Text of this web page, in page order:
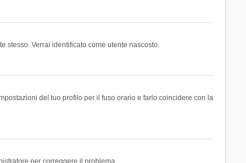
stesso. Verrai identificato come utente nascosto.
del tuo profilo per il fuso orario e farlo coincidere con la
per correggere il problema.